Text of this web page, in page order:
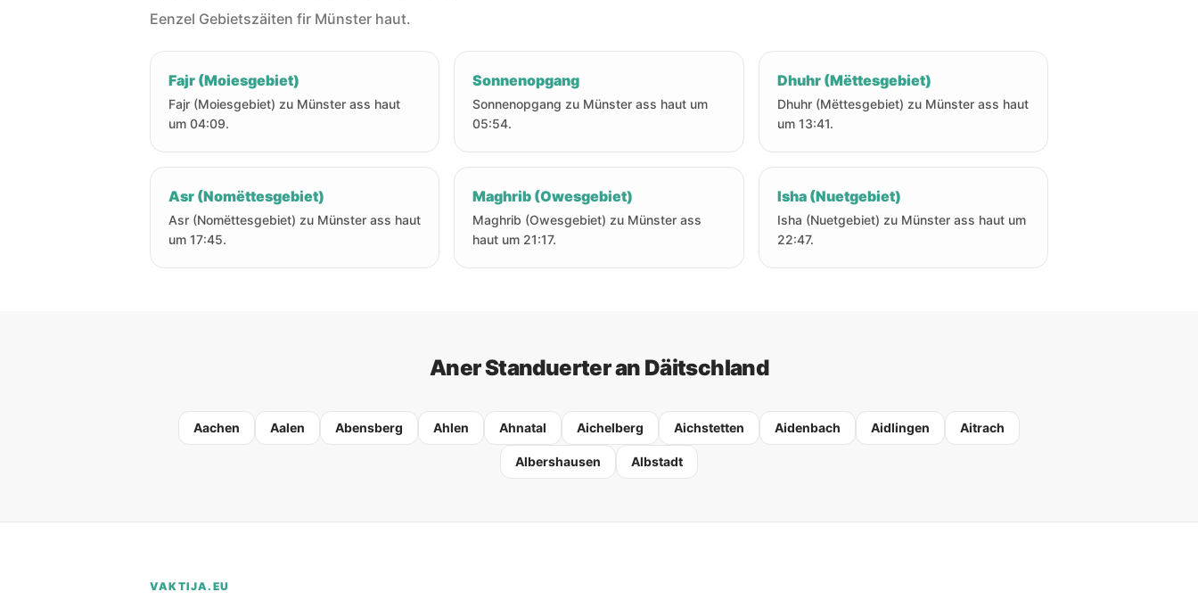
Eenzel Gebietszäiten fir Münster haut.
Fajr (Moiesgebiet)
Fajr (Moiesgebiet) zu Münster ass haut
um 04:09.
Sonnenopgang
Sonnenopgang zu Münster ass haut um
05:54.
Dhuhr (Mëttesgebiet)
Dhuhr (Mëttesgebiet) zu Münster ass haut
um 13:41.
Asr (Nomëttesgebiet)
Asr (Nomëttesgebiet) zu Münster ass haut
um 17:45.
Maghrib (Owesgebiet)
Maghrib (Owesgebiet) zu Münster ass
haut um 21:17.
Isha (Nuetgebiet)
Isha (Nuetgebiet) zu Münster ass haut um
22:47.
Aner Standuerter an Däitschland
Aachen Aalen Abensberg Ahlen Ahnatal Aichelberg Aichstetten Aidenbach Aidlingen Aitrach
Albershausen Albstadt
VAKTIJA.EU